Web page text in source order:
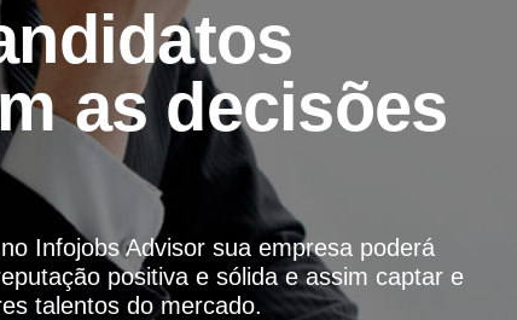
as decisões
Infojobs Advisor sua empresa poderá
positiva e sólida e assim captar e
talentos do mercado.